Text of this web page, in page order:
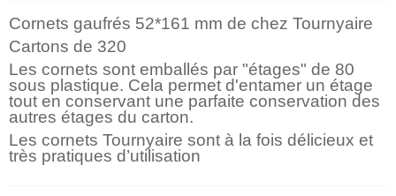
Cornets gaufrés 52*161 mm de chez Tournyaire
Cartons de 320
Les cornets sont emballés par "étages" de 80
sous plastique. Cela permet d'entamer un étage
tout en conservant une parfaite conservation des
autres étages du carton.
Les cornets Tournyaire sont à la fois délicieux et
très pratiques d’utilisation